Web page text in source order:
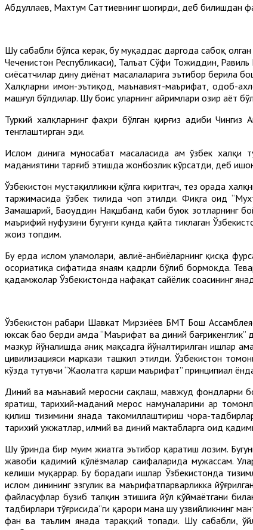
Абдуллаев, Махтум Саттиевнинг шогирди, деб билишдан
Шу сабабли бўлса керак, бу муқаддас даргоҳда сабоқ
Чеченистон Республикаси), Талъат Сўфи Тожиддин,
сиёсатчилар дину диёнат масалаларига эътибор берила
Халқларни имон-эътиқод, маънавият-маърифат, одоб-
машғул бўлдилар. Шу боис уларнинг айримлари ҳозир ҳаёт
Туркий халқларнинг фахри бўлган қирғиз адиби
тенглаштирган эди.
Ислом динига муносабат масаласида ҳам ўзбек
маданиятини тарғиб этишда жонбозлик кўрсатди, деб
Ўзбекистон мустақилликни қўлга киритгач, тез орада
таржимасида ўзбек тилида чоп этилди. Фиқҳга оид
Замаҳшарий, Баҳоуддин Нақшбанд каби буюк зотларнинг
маърифий нуфузини бугунги кунда қайта тиклаган
жоиз топдим.
Бу ерда ислом уламолари, авлиё-анбиёларнинг қисқа
осориатиқа сифатида янаям қадрли бўлиб бормоқда.
қадамжолар Ўзбекистонда нафақат сайёҳлик соҳасининг
Ўзбекистон раҳбари Шавкат Мирзиёев БМТ Бош
юксак баҳо берди ҳамда “Маърифат ва диний
мазкур йўналишда аниқ мақсадга йўналтирилган ишлар
цивилизацияси маркази ташкил этилди. Ўзбекистон
кўзда тутувчи “Жаҳолатга қарши маърифат” принципиал
Диний ва маънавий меросни сақлаш, мавжуд фондларни
яратиш, тарихий-маданий мерос намуналарини ҳар
қилиш тизимини янада такомиллаштириш чора-
тарихий ҳужжатлар, илмий ва диний мактабларга оид
Шу ўринда бир муҳим жиҳатга эътибор қаратиш лозим.
жавоби қадимий қўлёзмалар саҳифаларида мужассам.
келиши муқаррар. Бу борадаги ишлар Ўзбекистонда
ислом динининг эзгулик ва маърифатпарварликка
файласуфлар бузиб талқин этишига йўл қўймаётгани
тадбирлари тўғрисида”ги қарори мана шу узвийликнинг
фан ва таълим янада тараққий топади. Шу сабабли,